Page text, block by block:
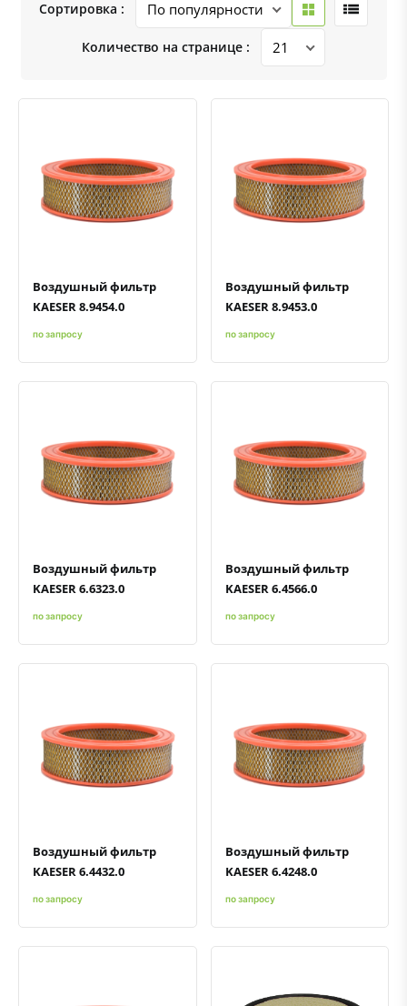
Сортировка :
Количество на странице :
Быстрый просмотрДобавить к сравнению
Добавить в избранное
Воздушный фильтр
KAESER 8.9454.0
по запросу
Быстрый просмотрДобавить к сравнению
Добавить в избранное
Воздушный фильтр
KAESER 8.9453.0
по запросу
Быстрый просмотрДобавить к сравнению
Добавить в избранное
Воздушный фильтр
KAESER 6.6323.0
по запросу
Быстрый просмотрДобавить к сравнению
Добавить в избранное
Воздушный фильтр
KAESER 6.4566.0
по запросу
Быстрый просмотрДобавить к сравнению
Добавить в избранное
Воздушный фильтр
KAESER 6.4432.0
по запросу
Быстрый просмотрДобавить к сравнению
Добавить в избранное
Воздушный фильтр
KAESER 6.4248.0
по запросу